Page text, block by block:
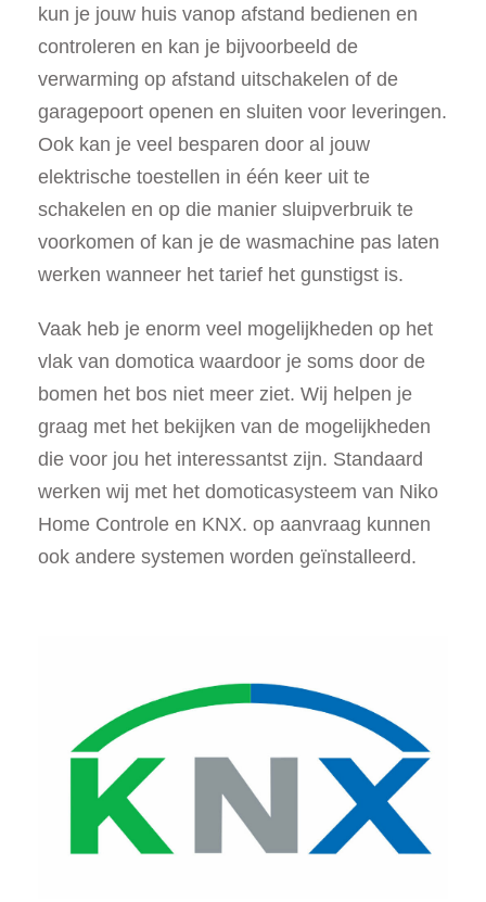
kun je jouw huis vanop afstand bedienen en
controleren en kan je bijvoorbeeld de
verwarming op afstand uitschakelen of de
garagepoort openen en sluiten voor leveringen.
Ook kan je veel besparen door al jouw
elektrische toestellen in één keer uit te
schakelen en op die manier sluipverbruik te
voorkomen of kan je de wasmachine pas laten
werken wanneer het tarief het gunstigst is.
Vaak heb je enorm veel mogelijkheden op het
vlak van domotica waardoor je soms door de
bomen het bos niet meer ziet. Wij helpen je
graag met het bekijken van de mogelijkheden
die voor jou het interessantst zijn. Standaard
werken wij met het domoticasysteem van Niko
Home Controle en KNX. op aanvraag kunnen
ook andere systemen worden geïnstalleerd.